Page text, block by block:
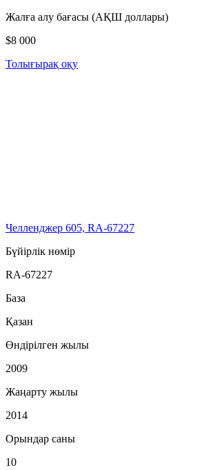
Жалға алу бағасы (АҚШ доллары)
$8 000
Толығырақ оқу
Челленджер 605, RA-67227
Бүйірлік нөмір
RA-67227
База
Қазан
Өндірілген жылы
2009
Жаңарту жылы
2014
Орындар саны
10